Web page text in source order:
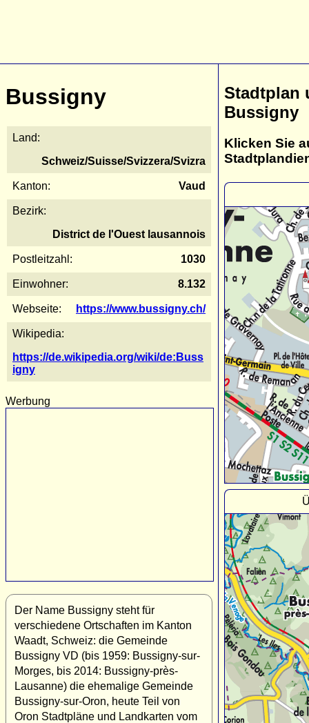
Bussigny
Land:
Schweiz/Suisse/Svizzera/Svizra
Kanton: Vaud
Bezirk:
District de l'Ouest lausannois
Postleitzahl: 1030
Einwohner: 8.132
Webseite: https://www.bussigny.ch/
Wikipedia:
https://de.wikipedia.org/wiki/de:Buss
igny
Werbung
Der Name Bussigny steht für
verschiedene Ortschaften im Kanton
Waadt, Schweiz: die Gemeinde
Bussigny VD (bis 1959: Bussigny-sur-
Morges, bis 2014: Bussigny-près-
Lausanne) die ehemalige Gemeinde
Bussigny-sur-Oron, heute Teil von
Oron Stadtpläne und Landkarten vom
Stadtplan
Bussigny
Klicken Sie